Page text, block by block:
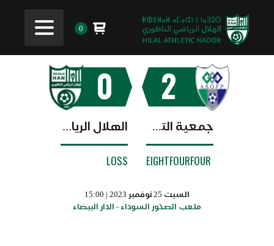
0
2
جمعية التكوين المهني
EIGHTFOURFOUR
0
الهلال الرياضي الناظوري
LOSS
السبت 25 نوفمبر 2023 | 15:00
ملعب الصخور السوداء - الدار البيضاء